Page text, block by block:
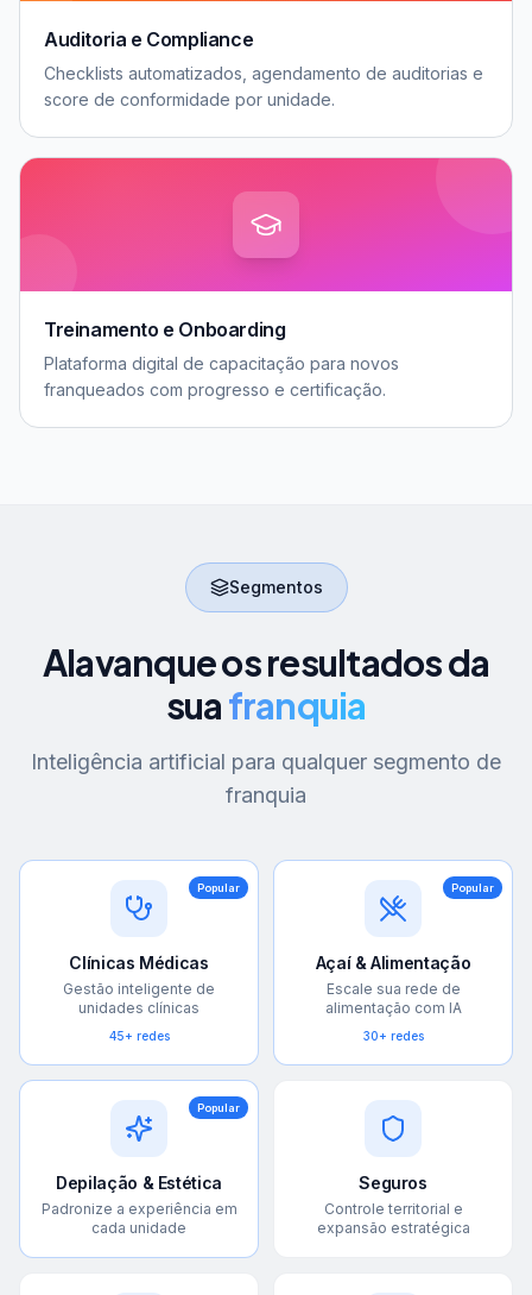
Auditoria e Compliance
Checklists automatizados, agendamento de auditorias e
score de conformidade por unidade.
Treinamento e Onboarding
Plataforma digital de capacitação para novos
franqueados com progresso e certificação.
Segmentos
Alavanque os resultados da
suafranquia
Inteligência artificial para qualquer segmento de
franquia
Popular
Clínicas Médicas
Gestão inteligente de
unidades clínicas
45+ redes
Popular
Açaí & Alimentação
Escale sua rede de
alimentação com IA
30+ redes
Popular
Depilação & Estética
Padronize a experiência em
cada unidade
Seguros
Controle territorial e
expansão estratégica